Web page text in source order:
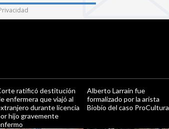
ratificó destitución
enfermera que viajó al
durante licencia
hijo gravemente
Alberto Larraín fue
formalizado por la arista
Biobío del caso ProCultura